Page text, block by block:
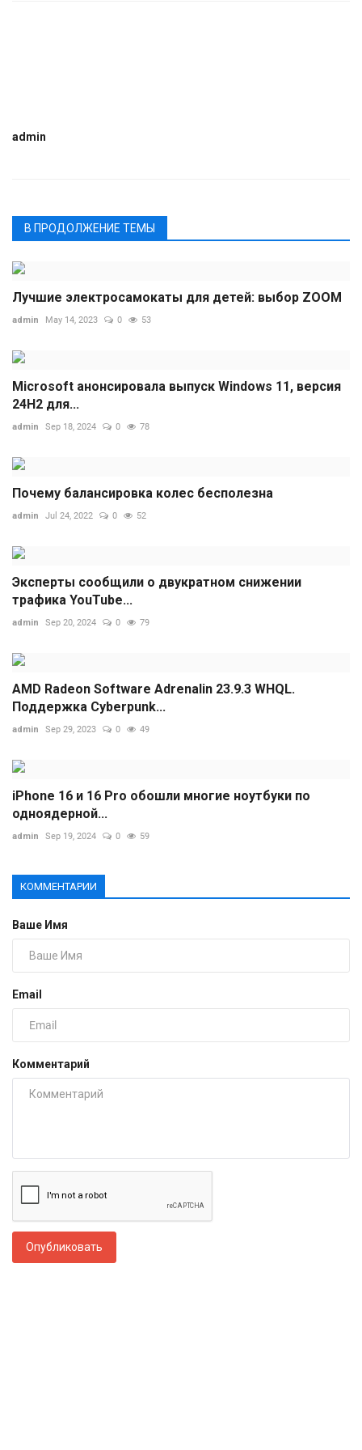
admin
В ПРОДОЛЖЕНИЕ ТЕМЫ
Лучшие электросамокаты для детей: выбор ZOOM
admin May 14, 2023 0 53
Microsoft анонсировала выпуск Windows 11, версия
24H2 для...
admin Sep 18, 2024 0 78
Почему балансировка колес бесполезна
admin Jul 24, 2022 0 52
Эксперты сообщили о двукратном снижении
трафика YouTube...
admin Sep 20, 2024 0 79
AMD Radeon Software Adrenalin 23.9.3 WHQL.
Поддержка Cyberpunk...
admin Sep 29, 2023 0 49
iPhone 16 и 16 Pro обошли многие ноутбуки по
одноядерной...
admin Sep 19, 2024 0 59
КОММЕНТАРИИ
Ваше Имя
Email
Комментарий
Опубликовать